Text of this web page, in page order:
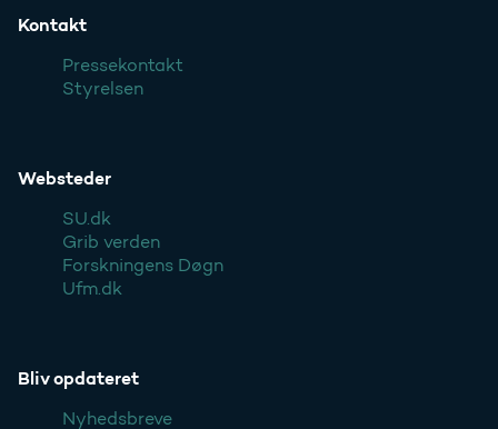
Kontakt
Pressekontakt
Styrelsen
Websteder
SU.dk
Grib verden
Forskningens Døgn
Ufm.dk
Bliv opdateret
Nyhedsbreve